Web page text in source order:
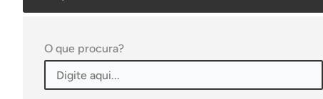
O que procura?